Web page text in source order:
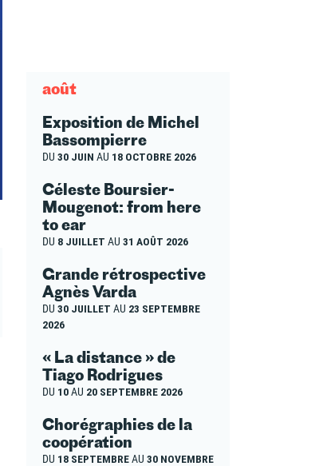
août
Exposition de Michel
Bassompierre
DU 30 JUIN AU 18 OCTOBRE 2026
Céleste Boursier-
Mougenot: from here
to ear
DU 8 JUILLET AU 31 AOÛT 2026
Grande rétrospective
Agnès Varda
DU 30 JUILLET AU 23 SEPTEMBRE
2026
« La distance » de
Tiago Rodrigues
DU 10AU 20 SEPTEMBRE 2026
Chorégraphies de la
coopération
DU 18 SEPTEMBREAU 30 NOVEMBRE